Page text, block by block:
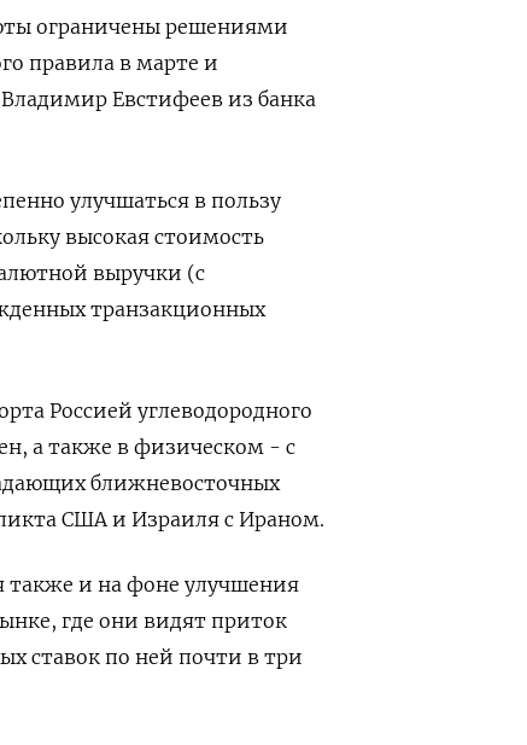
ограничены решениями
правила в марте и
Евстифеев из банка
улучшаться в пользу
высокая стоимость
⁠выручки (с
транзакционных
Россией углеводородного
а также в физическом - с
ближневосточных
США ‌и Израиля с Ираном.
также и на фоне улучшения
где они видят приток
ставок по ‌ней почти в три